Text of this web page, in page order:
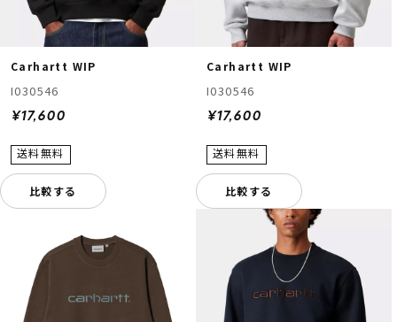
Carhartt WIP
I030546
¥17,600
比較する
Carhartt WIP
I030546
¥17,600
比較する